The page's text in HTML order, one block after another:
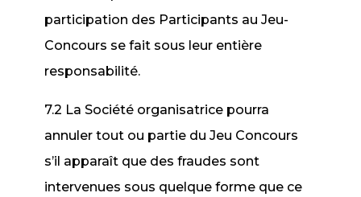
participation des Participants au Jeu-
Concours se fait sous leur entière
responsabilité.
7.2 La Société organisatrice pourra
annuler tout ou partie du Jeu Concours
s’il apparaît que des fraudes sont
intervenues sous quelque forme que ce